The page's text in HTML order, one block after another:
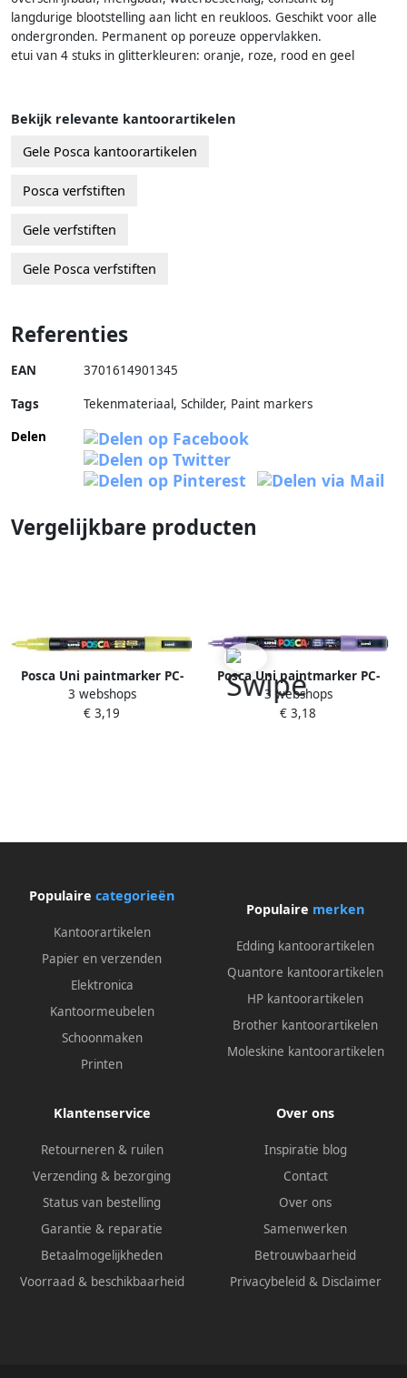
langdurige blootstelling aan licht en reukloos. Geschikt voor alle
ondergronden. Permanent op poreuze oppervlakken.
etui van 4 stuks in glitterkleuren: oranje, roze, rood en geel
Bekijk relevante kantoorartikelen
Gele Posca kantoorartikelen
Posca verfstiften
Gele verfstiften
Gele Posca verfstiften
Referenties
EAN 3701614901345
Tags
Tekenmateriaal, Schilder, Paint markers
Delen
Vergelijkbare producten
Posca Uni paintmarker PC-
3ML 1 5 mm glitter geel
3 webshops
€ 3,19
Posca Uni paintmarker PC-
3ML 1 5 mm glitter violet
3 webshops
€ 3,18
Populaire categorieën
Kantoorartikelen
Papier en verzenden
Elektronica
Kantoormeubelen
Schoonmaken
Printen
Populaire merken
Edding kantoorartikelen
Quantore kantoorartikelen
HP kantoorartikelen
Brother kantoorartikelen
Moleskine kantoorartikelen
Klantenservice
Retourneren & ruilen
Verzending & bezorging
Status van bestelling
Garantie & reparatie
Betaalmogelijkheden
Voorraad & beschikbaarheid
Over ons
Inspiratie blog
Contact
Over ons
Samenwerken
Betrouwbaarheid
Privacybeleid & Disclaimer